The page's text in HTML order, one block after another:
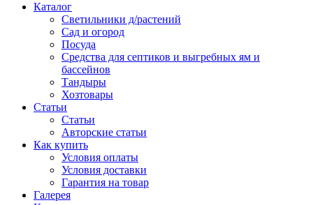
Каталог
Светильники д/растений
Сад и огород
Посуда
Средства для септиков и выгребных ям и
бассейнов
Тандыры
Хозтовары
Статьи
Статьи
Авторские статьи
Как купить
Условия оплаты
Условия доставки
Гарантия на товар
Галерея